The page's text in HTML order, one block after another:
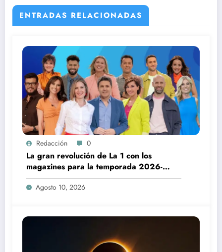
ENTRADAS RELACIONADAS
Redacción 0
La gran revolución de La 1 con los
magazines para la temporada 2026-
2027
Agosto 10, 2026